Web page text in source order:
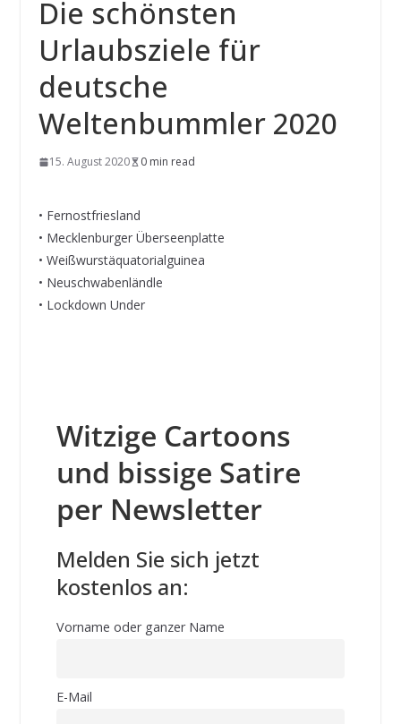
Die schönsten
Urlaubsziele für
deutsche
Weltenbummler 2020
15. August 2020 0 min read
• Fernostfriesland
• Mecklenburger Überseenplatte
• Weißwurstäquatorialguinea
• Neuschwabenländle
• Lockdown Under
Witzige Cartoons
und bissige Satire
per Newsletter
Melden Sie sich jetzt
kostenlos an:
Vorname oder ganzer Name
E-Mail